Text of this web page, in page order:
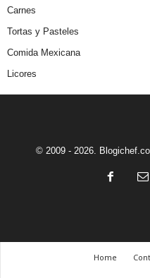
Carnes
Tortas y Pasteles
Comida Mexicana
Licores
© 2009 - 2026.
Home